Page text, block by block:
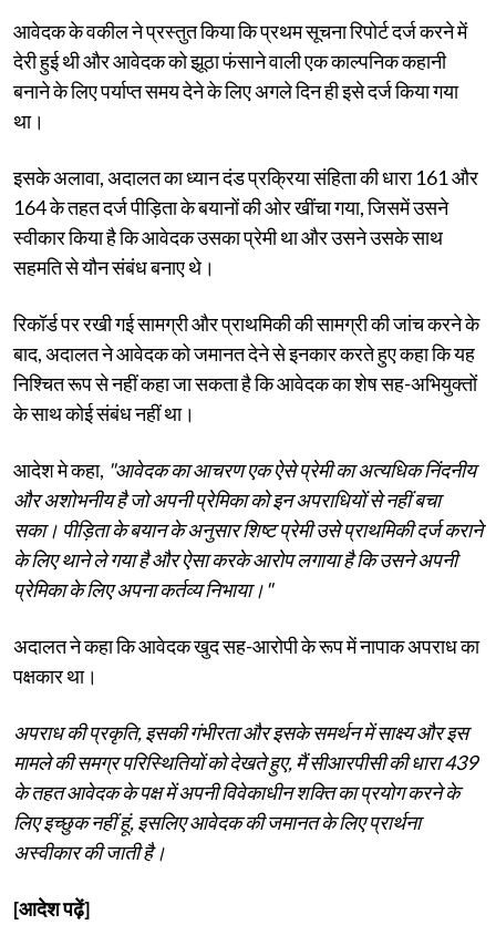
आवेदक के वकील ने प्रस्तुत किया कि प्रथम सूचना रिपोर्ट दर्ज करने में
देरी हुई थी और आवेदक को झूठा फंसाने वाली एक काल्पनिक कहानी
बनाने के लिए पर्याप्त समय देने के लिए अगले दिन ही इसे दर्ज किया गया
था।
इसके अलावा, अदालत का ध्यान दंड प्रक्रिया संहिता की धारा 161 और
164 के तहत दर्ज पीड़िता के बयानों की ओर खींचा गया, जिसमें उसने
स्वीकार किया है कि आवेदक उसका प्रेमी था और उसने उसके साथ
सहमति से यौन संबंध बनाए थे।
रिकॉर्ड पर रखी गई सामग्री और प्राथमिकी की सामग्री की जांच करने के
बाद, अदालत ने आवेदक को जमानत देने से इनकार करते हुए कहा कि यह
निश्चित रूप से नहीं कहा जा सकता है कि आवेदक का शेष सह-अभियुक्तों
के साथ कोई संबंध नहीं था।
आदेश मे कहा, "आवेदक का आचरण एक ऐसे प्रेमी का अत्यधिक निंदनीय
और अशोभनीय है जो अपनी प्रेमिका को इन अपराधियों से नहीं बचा
सका। पीड़िता के बयान के अनुसार शिष्ट प्रेमी उसे प्राथमिकी दर्ज कराने
के लिए थाने ले गया है और ऐसा करके आरोप लगाया है कि उसने अपनी
प्रेमिका के लिए अपना कर्तव्य निभाया।"
अदालत ने कहा कि आवेदक खुद सह-आरोपी के रूप में नापाक अपराध का
पक्षकार था।
अपराध की प्रकृति, इसकी गंभीरता और इसके समर्थन में साक्ष्य और इस
मामले की समग्र परिस्थितियों को देखते हुए, मैं सीआरपीसी की धारा 439
के तहत आवेदक के पक्ष में अपनी विवेकाधीन शक्ति का प्रयोग करने के
लिए इच्छुक नहीं हूं, इसलिए आवेदक की जमानत के लिए प्रार्थना
अस्वीकार की जाती है।
[आदेश पढ़ें]